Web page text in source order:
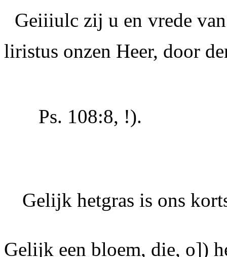
Geiiiulc zij u en vrede van
liristus onzen Heer, door
Ps. 108:8, !).
Gelijk hetgras is ons
Gelijk een bloem, die, o])